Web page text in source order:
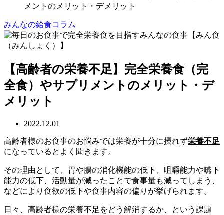
メントのメリット・デメリット
みんなの給食コラム
【高齢者の栄養不足】完全栄養食（完
全食）やサプリメントのメリット・デ
メリット
2022.12.01
高齢者様のお食事のお悩みでは栄養が十分に摂れず栄養不足
になっているとよく聞きます。
その理由として、胃や腸の消化機能の低下、咀嚼能力や嚥下
能力の低下、活動量が減ったことで食事量も減ってしまう、
などにより食欲の低下や食事内容の偏りが挙げられます。
日々、高齢者様の栄養不足をどう解消するか、という課題